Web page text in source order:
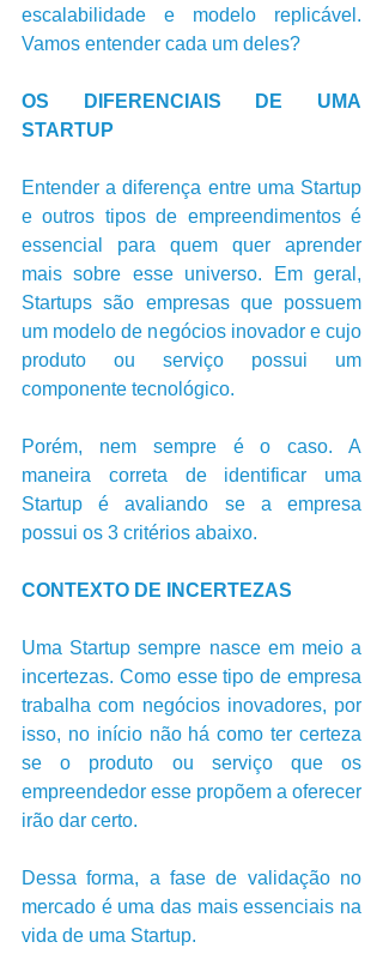
escalabilidade e modelo replicável.
Vamos entender cada um deles?
OS DIFERENCIAIS DE UMA
STARTUP
Entender a diferença entre uma Startup
e outros tipos de empreendimentos é
essencial para quem quer aprender
mais sobre esse universo. Em geral,
Startups são empresas que possuem
um modelo de negócios inovador e cujo
produto ou serviço possui um
componente tecnológico.
Porém, nem sempre é o caso. A
maneira correta de identificar uma
Startup é avaliando se a empresa
possui os 3 critérios abaixo.
CONTEXTO DE INCERTEZAS
Uma Startup sempre nasce em meio a
incertezas. Como esse tipo de empresa
trabalha com negócios inovadores, por
isso, no início não há como ter certeza
se o produto ou serviço que os
empreendedor esse propõem a oferecer
irão dar certo.
Dessa forma, a fase de validação no
mercado é uma das mais essenciais na
vida de uma Startup.